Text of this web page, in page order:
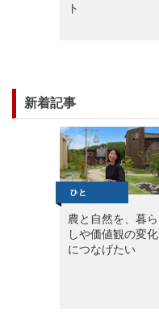
ト
新着記事
農と自然を、暮ら
しや価値観の変化
につなげたい